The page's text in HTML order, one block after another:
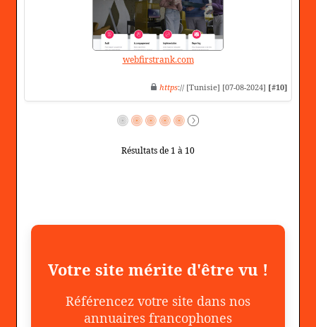
webfirstrank.com
https:// [Tunisie] [07-08-2024] [#10]
Résultats de 1 à 10
Votre site mérite d'être vu !
Référencez votre site dans nos
annuaires francophones